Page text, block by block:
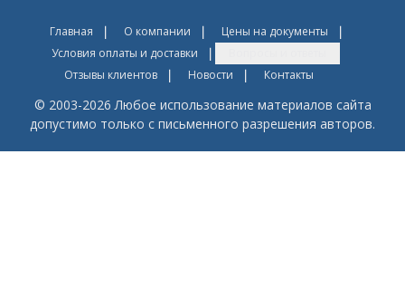
Главная О компании
Цены на документы
Условия оплаты и доставки
Отзывы клиентов
Новости Контакты
© 2003-2026 Любое использование материалов сайта
допустимо только с письменного разрешения авторов.